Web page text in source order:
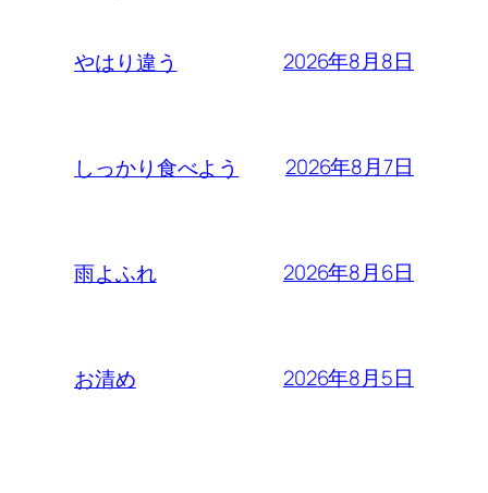
やはり違う 2026年8月8日
しっかり食べよう 2026年8月7日
雨よふれ 2026年8月6日
お清め 2026年8月5日